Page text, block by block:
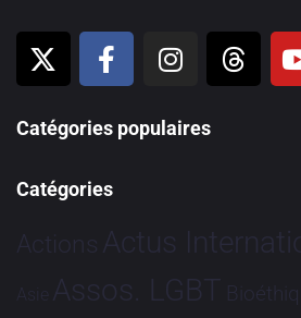
Catégories populaires
Catégories
Actions Actus
Asie Assos. LGBT